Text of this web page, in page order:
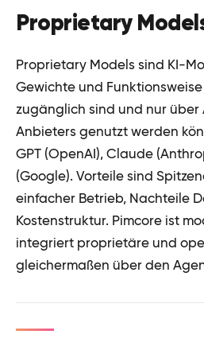
Proprietary
Proprietary Models sind KI-
Gewichte und
zugänglich sind und nur über
Anbieters genutzt werden
GPT (OpenAI), Claude
(Google). Vorteile sind
einfacher Betrieb, Nachteile
Kostenstruktur. Pimcore ist
integriert proprietäre und
gleichermaßen über den